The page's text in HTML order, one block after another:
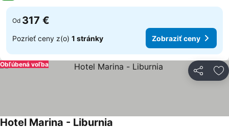
Od 317 €
Pozrieť ceny z(o) 1 stránky Zobraziť ceny
Zdieľať
Obľúbená voľba
Hotel Marina - Liburnia